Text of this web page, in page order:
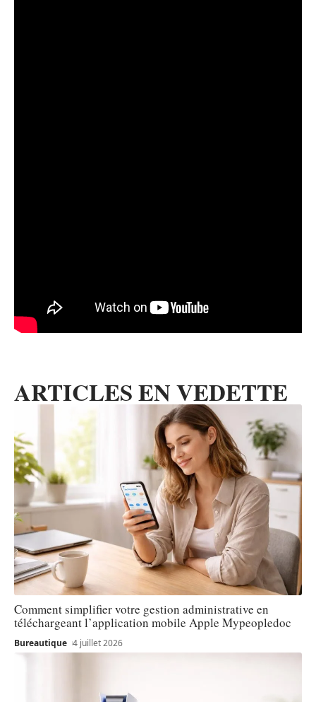
ARTICLES EN VEDETTE
Comment simplifier votre gestion administrative en
téléchargeant l’application mobile Apple Mypeopledoc
Bureautique 4 juillet 2026